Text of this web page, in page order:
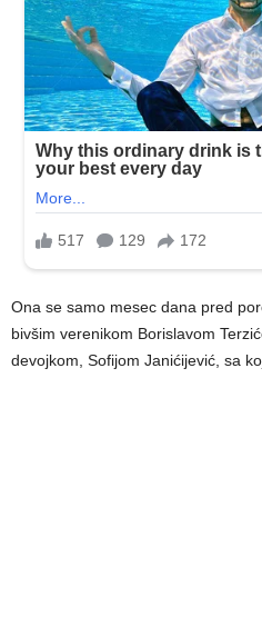
Ona se samo mesec dana pred
bivšim verenikom Borislavom
devojkom, Sofijom Janićijević, sa